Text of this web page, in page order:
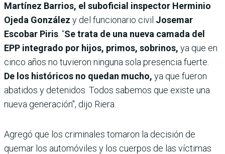
Martínez Barrios, el suboficial inspector Herminio
Ojeda González y del funcionario civil Josemar
Escobar Piris . “Se trata de una nueva camada del
EPP integrado por hijos, primos, sobrinos, ya que en
cinco años no tuvieron ninguna sola presencia fuerte.
De los históricos no quedan mucho, ya que fueron
abatidos y detenidos. Todos sabemos que existe una
nueva generación", dijo Riera.
Agregó que los criminales tomaron la decisión de
quemar los automóviles y los cuerpos de las víctimas